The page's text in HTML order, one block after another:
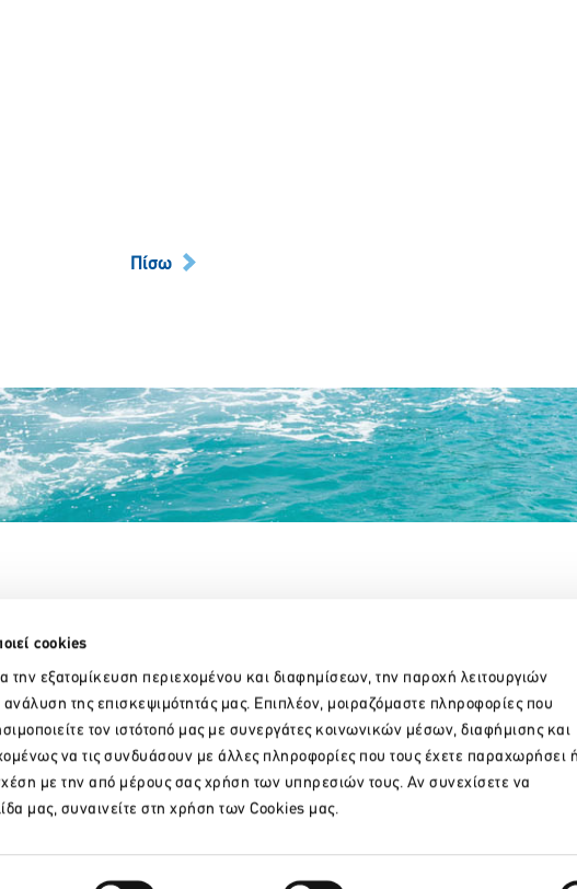
cookies
την εξατομίκευση περιεχομένου και διαφημίσεων, την παροχή λειτουργιών
της επισκεψιμότητάς μας. Επιπλέον, μοιραζόμαστε πληροφορίες που
τον ιστότοπό μας με συνεργάτες κοινωνικών μέσων, διαφήμισης και
να τις συνδυάσουν με άλλες πληροφορίες που τους έχετε παραχωρήσει ή
με την από μέρους σας χρήση των υπηρεσιών τους. Αν συνεχίσετε να
μας, συναινείτε στη χρήση των Cookies μας.
Πίσω
Εγγραφή